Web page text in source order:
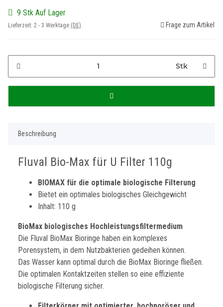
9 Stk Auf Lager
Lieferzeit: 2 - 3 Werktage (DE) Frage zum Artikel
Stk
Beschreibung
Fluval Bio-Max für U Filter 110g
BIOMAX für die optimale biologische Filterung
Bietet ein optimales biologisches Gleichgewicht
Inhalt: 110 g
BioMax biologisches Hochleistungsfiltermedium
Die Fluval BioMax Bioringe haben ein komplexes
Porensystem, in dem Nutzbakterien gedeihen können.
Das Wasser kann optimal durch die BioMax Bioringe fließen.
Die optimalen Kontaktzeiten stellen so eine effiziente
biologische Filterung sicher.